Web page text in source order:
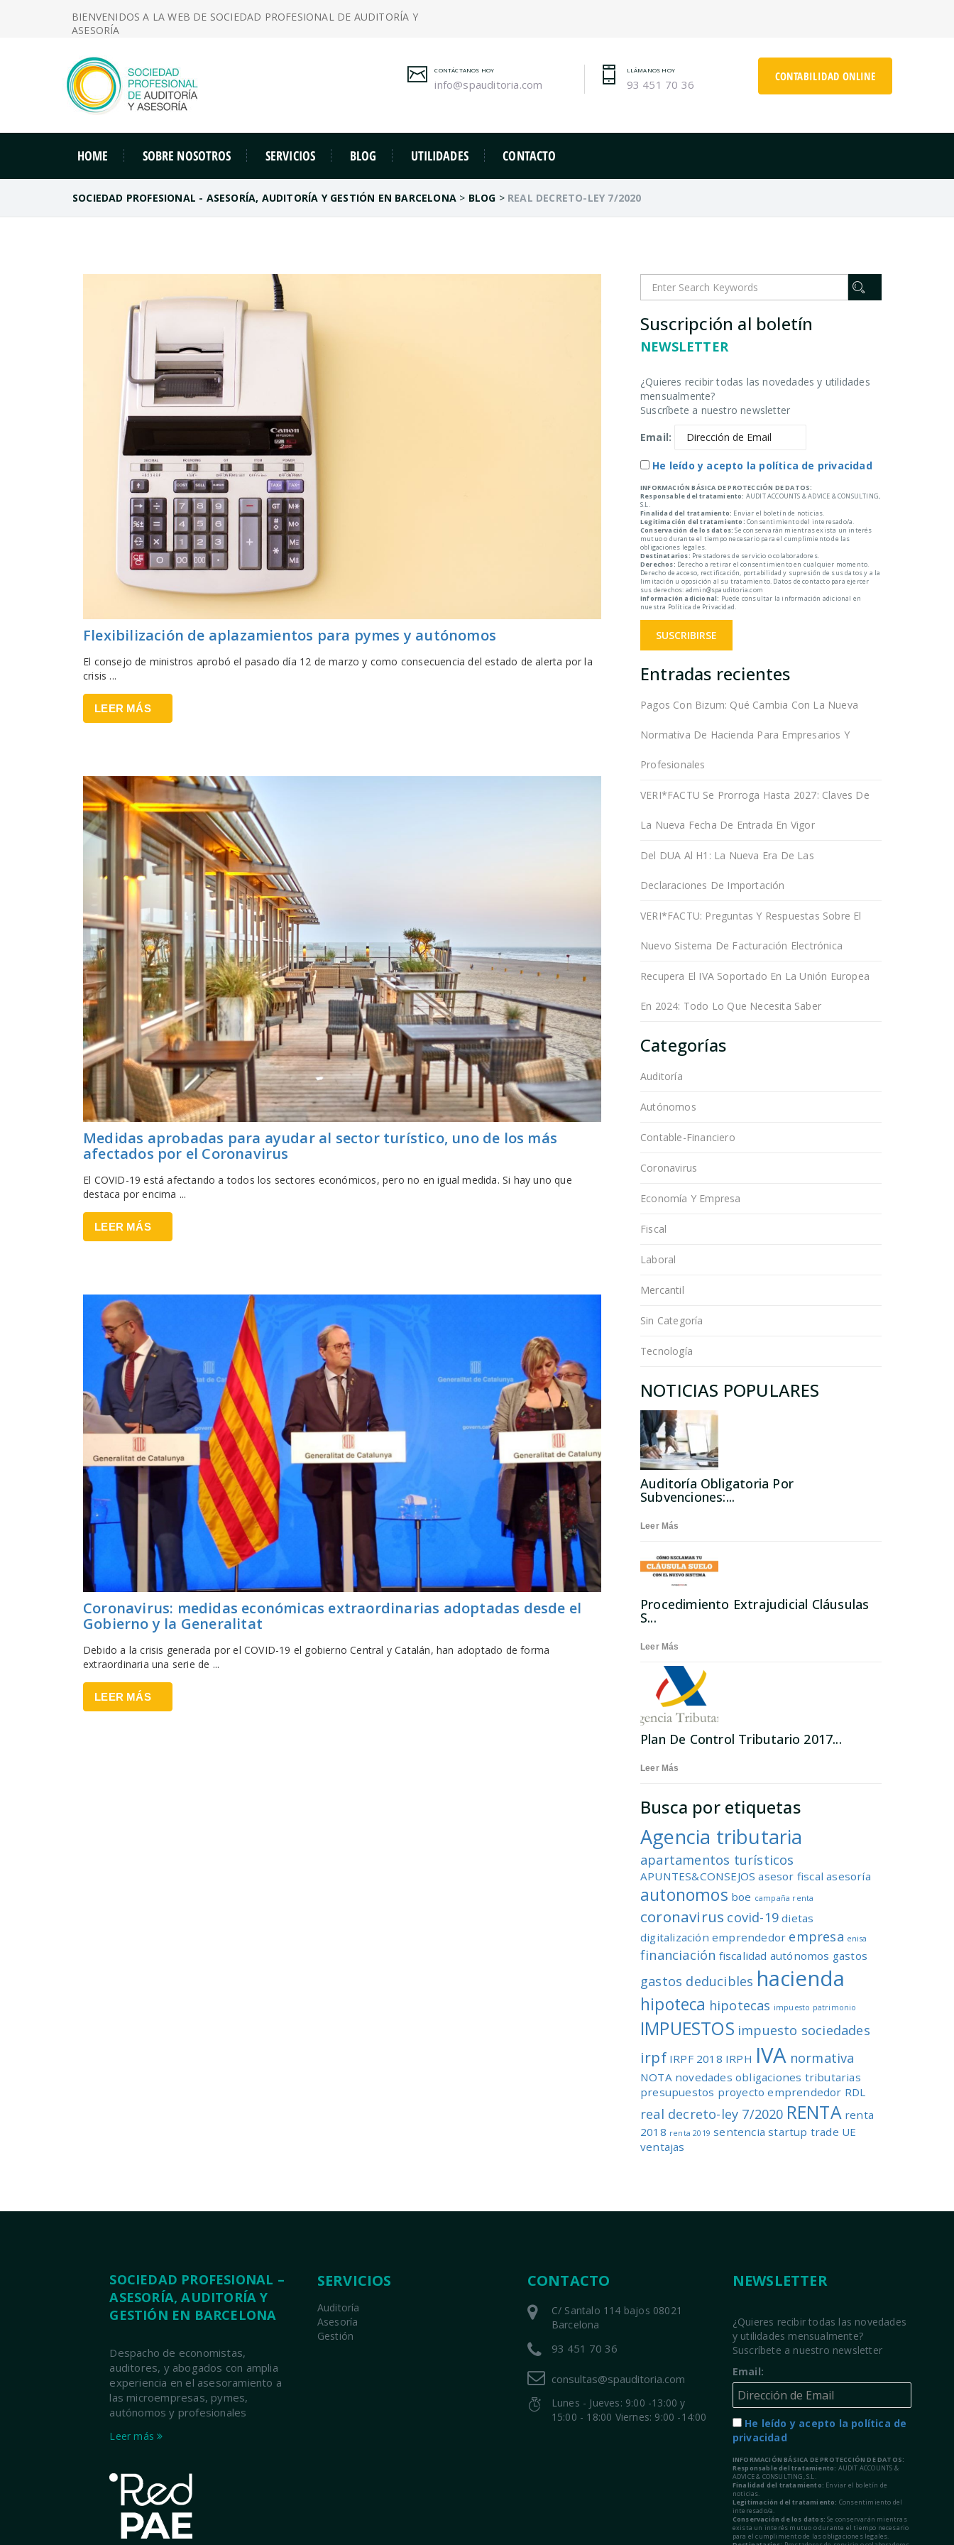
BIENVENIDOS A LA WEB DE SOCIEDAD PROFESIONAL DE AUDITORÍA Y
ASESORÍA
CONTABILIDAD ONLINE
LLÁMANOS HOY
93 451 70 36
CONTÁCTANOS HOY
info@spauditoria.com
HOME SOBRE NOSOTROS SERVICIOS BLOG UTILIDADES CONTACTO
SOCIEDAD PROFESIONAL - ASESORÍA, AUDITORÍA Y GESTIÓN EN BARCELONA > BLOG > REAL DECRETO-LEY 7/2020
Flexibilización de aplazamientos para pymes y autónomos
El consejo de ministros aprobó el pasado día 12 de marzo y como consecuencia del estado de alerta por la
crisis ...
LEER MÁS
Medidas aprobadas para ayudar al sector turístico, uno de los más
afectados por el Coronavirus
El COVID-19 está afectando a todos los sectores económicos, pero no en igual medida. Si hay uno que
destaca por encima ...
LEER MÁS
Coronavirus: medidas económicas extraordinarias adoptadas desde el
Gobierno y la Generalitat
Debido a la crisis generada por el COVID-19 el gobierno Central y Catalán, han adoptado de forma
extraordinaria una serie de ...
LEER MÁS
Suscripción al boletín
NEWSLETTER
¿Quieres recibir todas las novedades y utilidades
mensualmente?
Suscríbete a nuestro newsletter
Email:
He leído y acepto la política de privacidad
INFORMACIÓN BÁSICA DE PROTECCIÓN DE DATOS:
Responsable del tratamiento: AUDIT ACCOUNTS & ADVICE & CONSULTING,
S.L.
Finalidad del tratamiento: Enviar el boletín de noticias.
Legitimación del tratamiento: Consentimiento del interesado/a.
Conservación de los datos: Se conservarán mientras exista un interés
mutuo o durante el tiempo necesario para el cumplimiento de las
obligaciones legales.
Destinatarios: Prestadores de servicio o colaboradores.
Derechos: Derecho a retirar el consentimiento en cualquier momento.
Derecho de acceso, rectificación, portabilidad y supresión de sus datos y a la
limitación u oposición al su tratamiento. Datos de contacto para ejercer
sus derechos: admin@spauditoria.com
Información adicional: Puede consultar la información adicional en
nuestra Política de Privacidad.
Entradas recientes
Pagos Con Bizum: Qué Cambia Con La Nueva
Normativa De Hacienda Para Empresarios Y
Profesionales
VERI*FACTU Se Prorroga Hasta 2027: Claves De
La Nueva Fecha De Entrada En Vigor
Del DUA Al H1: La Nueva Era De Las
Declaraciones De Importación
VERI*FACTU: Preguntas Y Respuestas Sobre El
Nuevo Sistema De Facturación Electrónica
Recupera El IVA Soportado En La Unión Europea
En 2024: Todo Lo Que Necesita Saber
Categorías
Auditoría
Autónomos
Contable-Financiero
Coronavirus
Economía Y Empresa
Fiscal
Laboral
Mercantil
Sin Categoría
Tecnología
NOTICIAS POPULARES
Auditoría Obligatoria Por
Subvenciones:...
Leer Más
Procedimiento Extrajudicial Cláusulas
S...
Leer Más
Plan De Control Tributario 2017...
Leer Más
Busca por etiquetas
Agencia tributaria
apartamentos turísticos
APUNTES&CONSEJOS asesor fiscal asesoría
autonomos boe campaña renta
coronavirus covid-19 dietas
digitalización emprendedor empresa enisa
financiación fiscalidad autónomos gastos
gastos deducibles hacienda
hipoteca hipotecas impuesto patrimonio
IMPUESTOS impuesto sociedades
irpf IRPF 2018 IRPH IVA normativa
NOTA novedades obligaciones tributarias
presupuestos proyecto emprendedor RDL
real decreto-ley 7/2020 RENTA renta
2018 renta 2019 sentencia startup trade UE
ventajas
SOCIEDAD PROFESIONAL –
ASESORÍA, AUDITORÍA Y
GESTIÓN EN BARCELONA
Despacho de economistas,
auditores, y abogados con amplia
experiencia en el asesoramiento a
las microempresas, pymes,
autónomos y profesionales
Leer más
SERVICIOS
Auditoría
Asesoría
Gestión
CONTACTO
C/ Santalo 114 bajos 08021
Barcelona
93 451 70 36
consultas@spauditoria.com
Lunes - Jueves: 9:00 -13:00 y
15:00 - 18:00 Viernes: 9:00 -14:00
NEWSLETTER
¿Quieres recibir todas las novedades
y utilidades mensualmente?
Suscríbete a nuestro newsletter
Email:
He leído y acepto la política de
privacidad
INFORMACIÓN BÁSICA DE PROTECCIÓN DE DATOS:
Responsable del tratamiento: AUDIT ACCOUNTS &
ADVICE & CONSULTING, S.L.
Finalidad del tratamiento: Enviar el boletín de
noticias.
Legitimación del tratamiento: Consentimiento del
interesado/a.
Conservación de los datos: Se conservarán mientras
exista un interés mutuo o durante el tiempo necesario
para el cumplimiento de las obligaciones legales.